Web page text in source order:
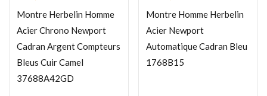
Montre Herbelin Homme
Acier Chrono Newport
Cadran Argent Compteurs
Bleus Cuir Camel
37688A42GD
Montre Homme Herbelin
Acier Newport
Automatique Cadran Bleu
1768B15